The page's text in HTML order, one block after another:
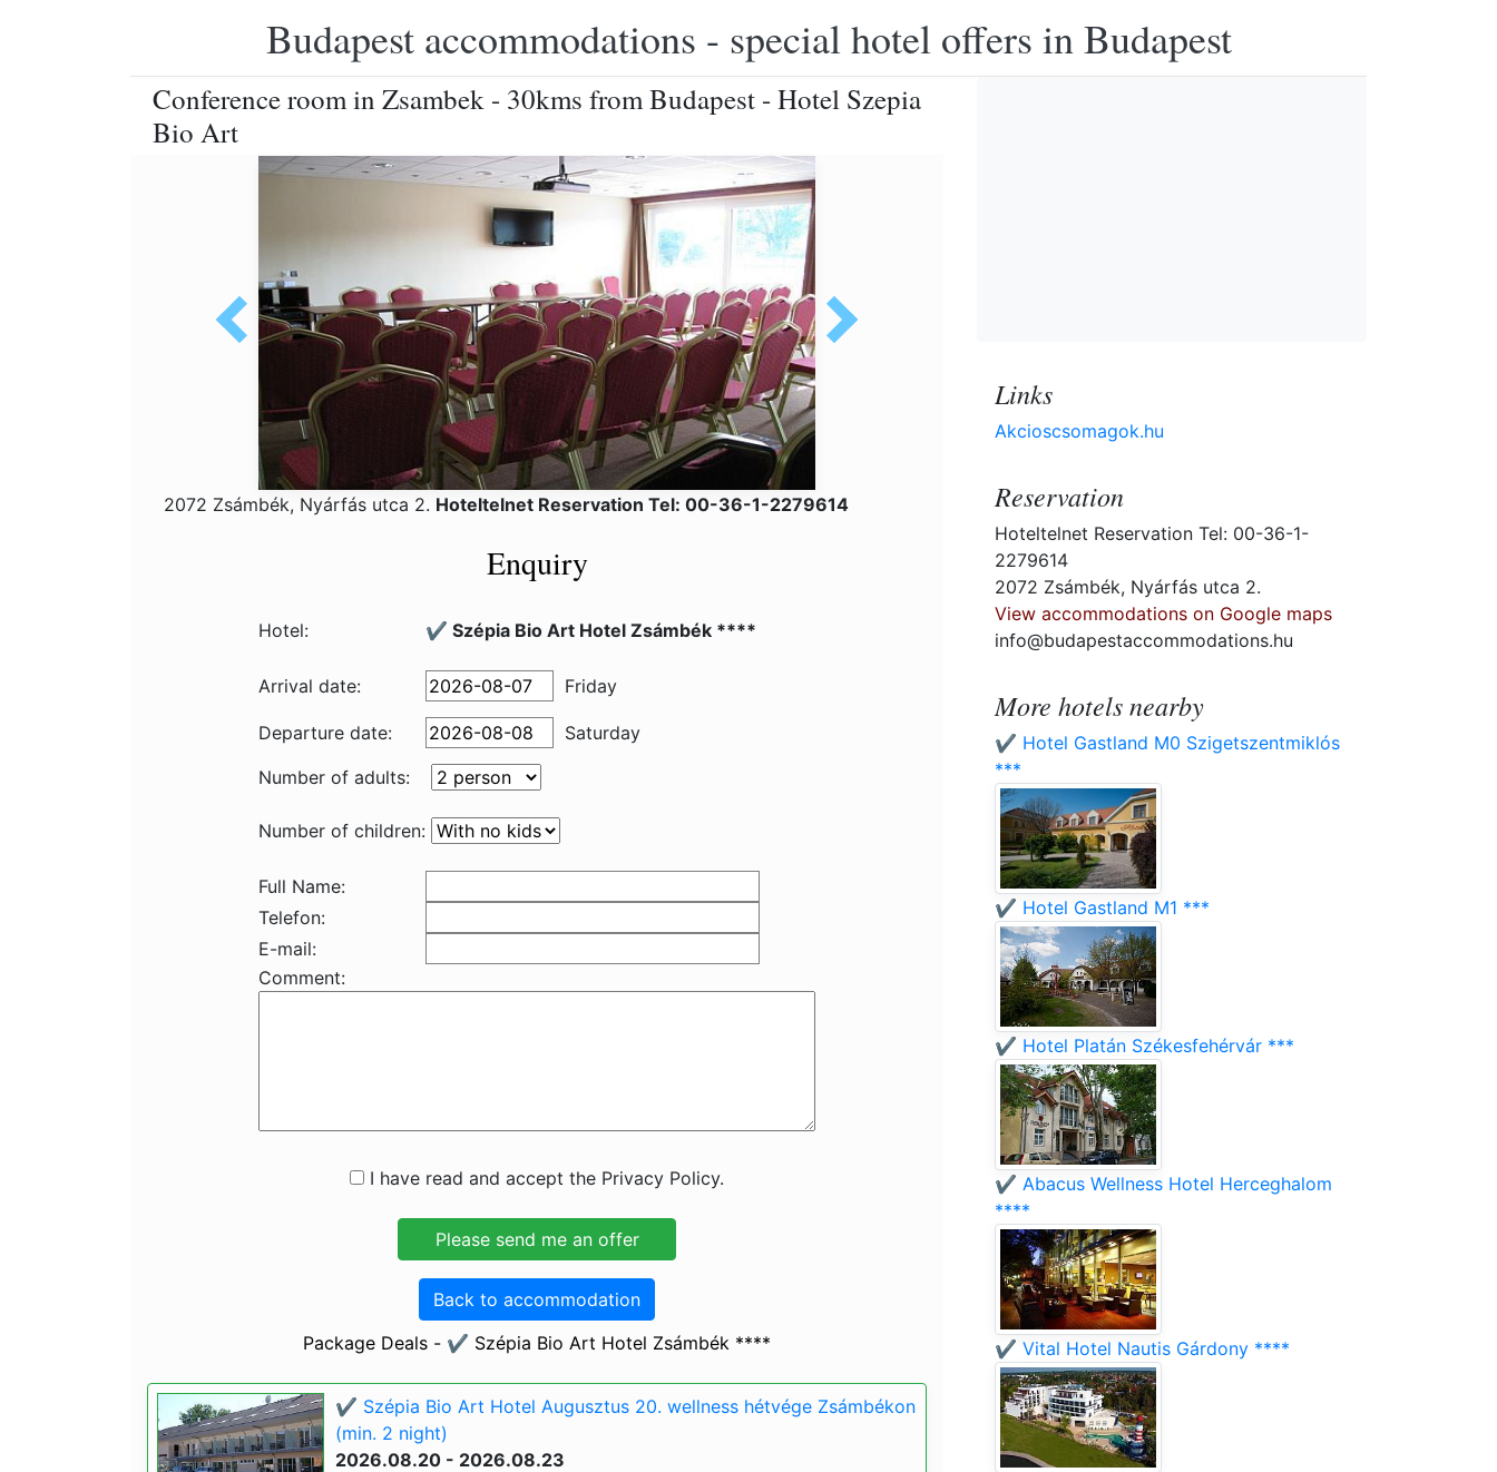
Budapest accommodations - special hotel offers in Budapest
Conference room in Zsambek - 30kms from Budapest - Hotel Szepia
Bio Art
2072 Zsámbék, Nyárfás utca 2. Hoteltelnet Reservation Tel: 00-36-1-2279614
Enquiry
Hotel: ✔️ Szépia Bio Art Hotel Zsámbék ****
Arrival date: Friday
Departure date:
Saturday
Number of adults:
Number of children:
Full Name:
Telefon:
E-mail:
Comment:
I have read and accept the Privacy Policy.
Back to accommodation
Package Deals - ✔️ Szépia Bio Art Hotel Zsámbék ****
✔️ Szépia Bio Art Hotel Augusztus 20. wellness hétvége Zsámbékon
(min. 2 night)
2026.08.20 - 2026.08.23
Links
Akcioscsomagok.hu
Reservation
Hoteltelnet Reservation Tel: 00-36-1-
2279614
2072 Zsámbék, Nyárfás utca 2.
View accommodations on Google maps
info@budapestaccommodations.hu
More hotels nearby
✔️ Hotel Gastland M0 Szigetszentmiklós
***
✔️ Hotel Gastland M1 ***
✔️ Hotel Platán Székesfehérvár ***
✔️ Abacus Wellness Hotel Herceghalom
****
✔️ Vital Hotel Nautis Gárdony ****